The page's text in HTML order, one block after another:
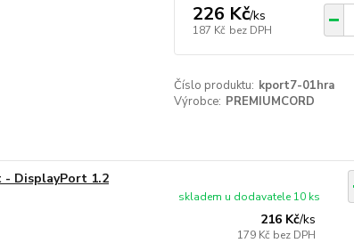
226 Kč/ks
187 Kč bez DPH
Číslo produktu: kport7-01hra
Výrobce: PREMIUMCORD
- DisplayPort 1.2
216 Kč/ks
179 Kč bez DPH
skladem u dodavatele 10 ks